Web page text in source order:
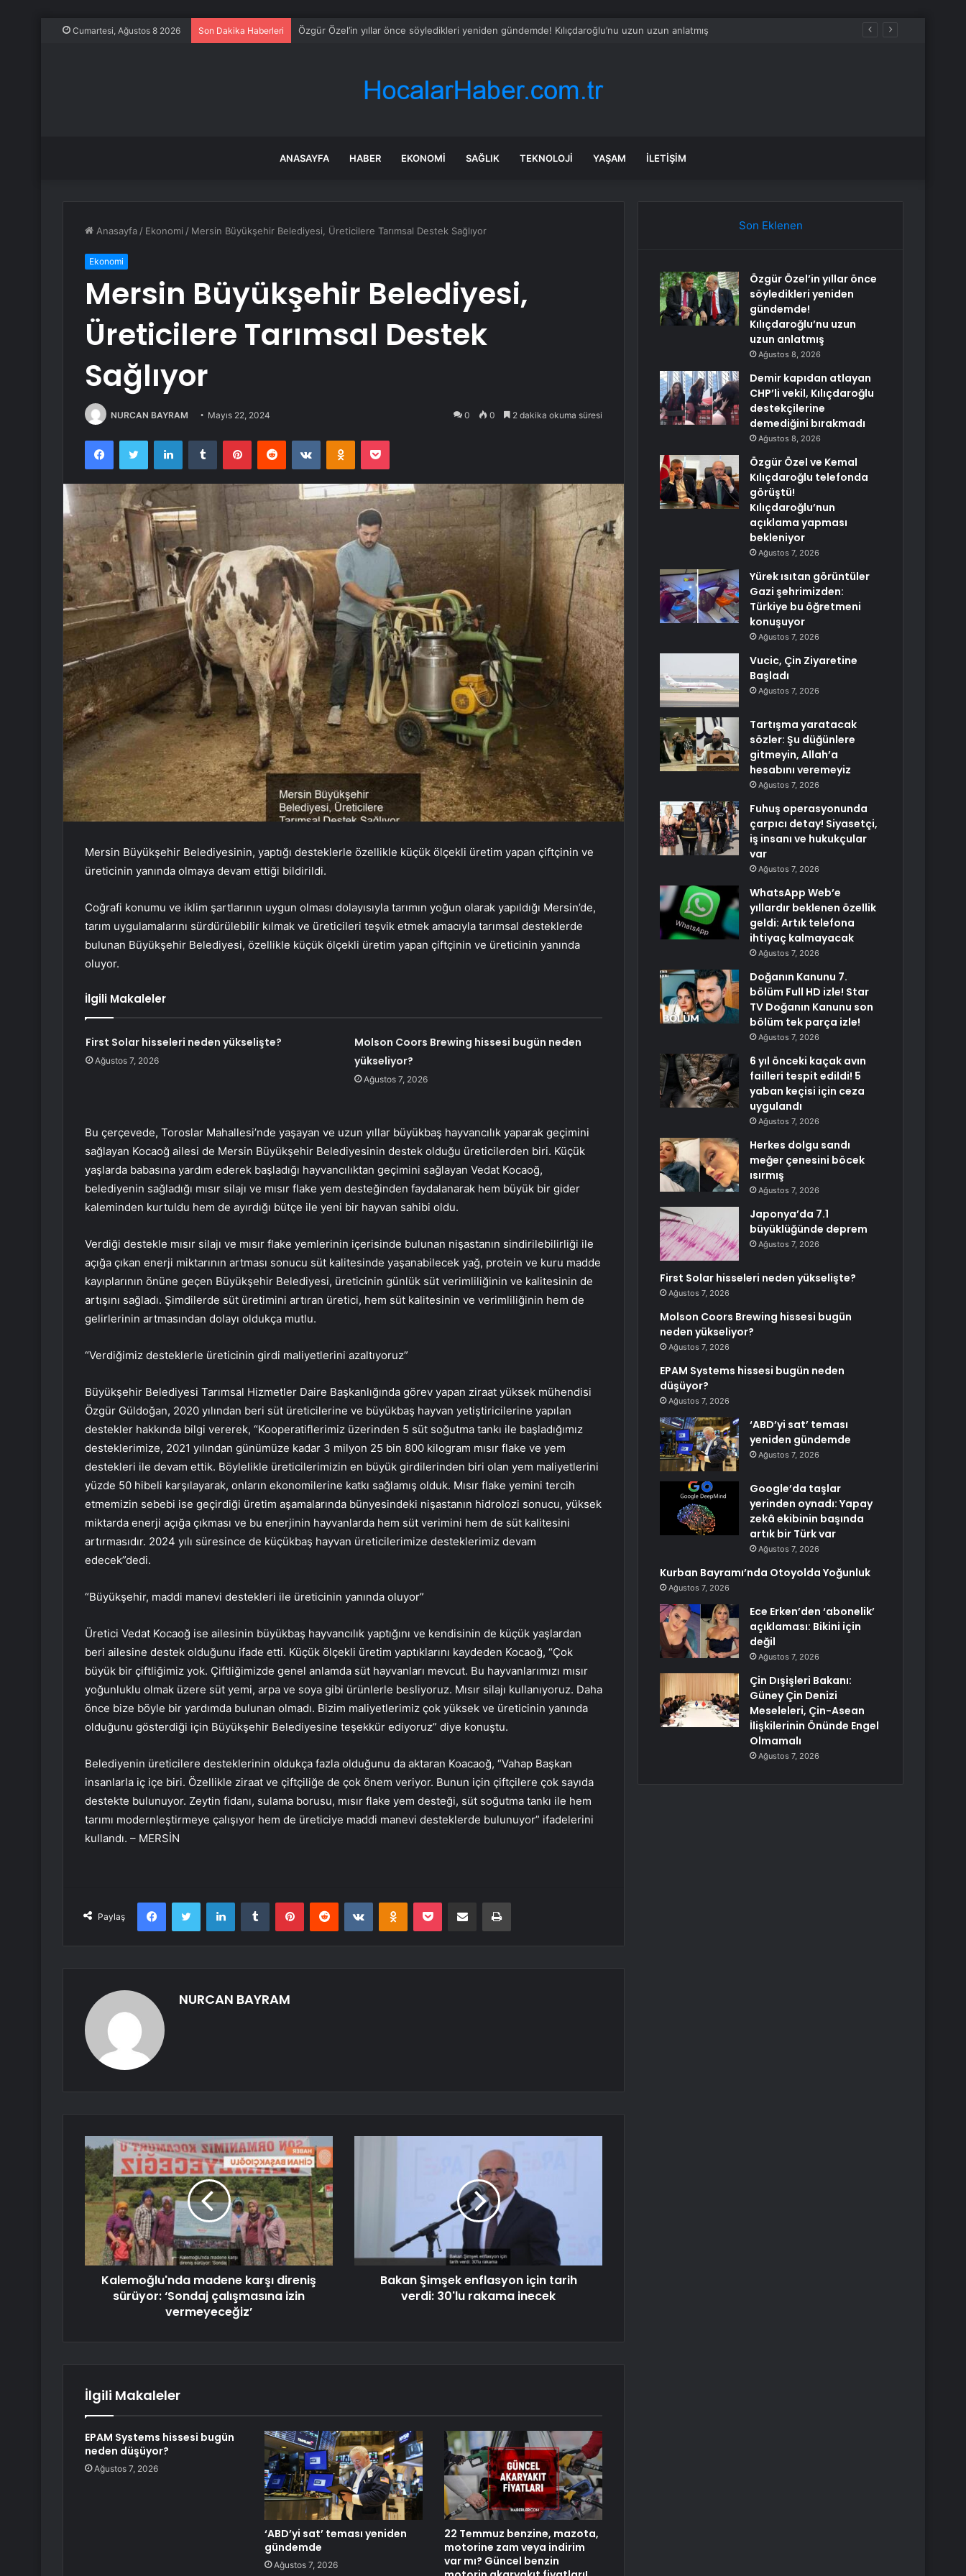
Cumartesi, Ağustos 8 2026 Son Dakika Haberleri Demir kapıdan atlayan CHP’li vekil, Kılıçdaroğlu destekçilerine demediğini bırakmadı
ANASAYFA HABER EKONOMI SAĞLIK TEKNOLOJI YAŞAM İLETIŞIM
Anasayfa / Ekonomi / Mersin Büyükşehir Belediyesi, Üreticilere Tarımsal Destek Sağlıyor
Ekonomi
Mersin Büyükşehir Belediyesi,
Üreticilere Tarımsal Destek
Sağlıyor
NURCAN BAYRAM Mayıs 22, 2024 0 0 2 dakika okuma süresi
FacebookTwitter LinkedInTumblr PinterestReddit VKontakteOdnoklassniki
Pocket
Mersin Büyükşehir Belediyesinin, yaptığı desteklerle özellikle küçük ölçekli üretim yapan çiftçinin ve
üreticinin yanında olmaya devam ettiği bildirildi.
Coğrafi konumu ve iklim şartlarının uygun olması dolayısıyla tarımın yoğun olarak yapıldığı Mersin’de,
tarım uygulamalarını sürdürülebilir kılmak ve üreticileri teşvik etmek amacıyla tarımsal desteklerde
bulunan Büyükşehir Belediyesi, özellikle küçük ölçekli üretim yapan çiftçinin ve üreticinin yanında
oluyor.
İlgili Makaleler
First Solar hisseleri neden yükselişte?
Ağustos 7, 2026
Molson Coors Brewing hissesi bugün neden
yükseliyor?
Ağustos 7, 2026
Bu çerçevede, Toroslar Mahallesi’nde yaşayan ve uzun yıllar büyükbaş hayvancılık yaparak geçimini
sağlayan Kocaoğ ailesi de Mersin Büyükşehir Belediyesinin destek olduğu üreticilerden biri. Küçük
yaşlarda babasına yardım ederek başladığı hayvancılıktan geçimini sağlayan Vedat Kocaoğ,
belediyenin sağladığı mısır silajı ve mısır flake yem desteğinden faydalanarak hem büyük bir gider
kaleminden kurtuldu hem de ayırdığı bütçe ile yeni bir hayvan sahibi oldu.
Verdiği destekle mısır silajı ve mısır flake yemlerinin içerisinde bulunan nişastanın sindirilebilirliği ile
açığa çıkan enerji miktarının artması sonucu süt kalitesinde yaşanabilecek yağ, protein ve kuru madde
kayıplarının önüne geçen Büyükşehir Belediyesi, üreticinin günlük süt verimliliğinin ve kalitesinin de
artışını sağladı. Şimdilerde süt üretimini artıran üretici, hem süt kalitesinin ve verimliliğinin hem de
gelirlerinin artmasından dolayı oldukça mutlu.
“Verdiğimiz desteklerle üreticinin girdi maliyetlerini azaltıyoruz”
Büyükşehir Belediyesi Tarımsal Hizmetler Daire Başkanlığında görev yapan ziraat yüksek mühendisi
Özgür Güldoğan, 2020 yılından beri süt üreticilerine ve büyükbaş hayvan yetiştiricilerine yapılan
destekler hakkında bilgi vererek, “Kooperatiflerimiz üzerinden 5 süt soğutma tankı ile başladığımız
desteklerimize, 2021 yılından günümüze kadar 3 milyon 25 bin 800 kilogram mısır flake ve yem
destekleri ile devam ettik. Böylelikle üreticilerimizin en büyük girdilerinden biri olan yem maliyetlerini
yüzde 50 hibeli karşılayarak, onların ekonomilerine katkı sağlamış olduk. Mısır flake yemini tercih
etmemizin sebebi ise geçirdiği üretim aşamalarında bünyesindeki nişastanın hidrolozi sonucu, yüksek
miktarda enerji açığa çıkması ve bu enerjinin hayvanlarda hem süt verimini hem de süt kalitesini
artırmasıdır. 2024 yılı süresince de küçükbaş hayvan üreticilerimize desteklerimiz devam
edecek”dedi.
“Büyükşehir, maddi manevi destekleri ile üreticinin yanında oluyor”
Üretici Vedat Kocaoğ ise ailesinin büyükbaş hayvancılık yaptığını ve kendisinin de küçük yaşlardan
beri ailesine destek olduğunu ifade etti. Küçük ölçekli üretim yaptıklarını kaydeden Kocaoğ, “Çok
büyük bir çiftliğimiz yok. Çiftliğimizde genel anlamda süt hayvanları mevcut. Bu hayvanlarımızı mısır
yoğunluklu olmak üzere süt yemi, arpa ve soya gibi ürünlerle besliyoruz. Mısır silajı kullanıyoruz. Daha
önce bize böyle bir yardımda bulunan olmadı. Bizim maliyetlerimiz çok yüksek ve üreticinin yanında
olduğunu gösterdiği için Büyükşehir Belediyesine teşekkür ediyoruz” diye konuştu.
Belediyenin üreticilere desteklerinin oldukça fazla olduğunu da aktaran Koacaoğ, “Vahap Başkan
insanlarla iç içe biri. Özellikle ziraat ve çiftçiliğe de çok önem veriyor. Bunun için çiftçilere çok sayıda
destekte bulunuyor. Zeytin fidanı, sulama borusu, mısır flake yem desteği, süt soğutma tankı ile hem
tarımı modernleştirmeye çalışıyor hem de üreticiye maddi manevi desteklerde bulunuyor” ifadelerini
kullandı. – MERSİN
Paylaş
FacebookTwitter LinkedInTumblr PinterestReddit VKontakteOdnoklassniki
Pocket E-Posta ile paylaş Yazdır
NURCAN BAYRAM
Kalemoğlu'nda madene karşı direniş
sürüyor: ‘Sondaj çalışmasına izin
vermeyeceğiz’
Bakan Şimşek enflasyon için tarih
verdi: 30'lu rakama inecek
İlgili Makaleler
EPAM Systems hissesi bugün
neden düşüyor?
Ağustos 7, 2026
‘ABD’yi sat’ teması yeniden
gündemde
Ağustos 7, 2026
22 Temmuz benzine, mazota,
motorine zam veya indirim
var mı? Güncel benzin
Son Eklenen
Özgür Özel’in yıllar önce
söyledikleri yeniden
gündemde!
Kılıçdaroğlu’nu uzun
uzun anlatmış
Ağustos 8, 2026
Demir kapıdan atlayan
CHP’li vekil, Kılıçdaroğlu
destekçilerine
demediğini bırakmadı
Ağustos 8, 2026
Özgür Özel ve Kemal
Kılıçdaroğlu telefonda
görüştü!
Kılıçdaroğlu’nun
açıklama yapması
bekleniyor
Ağustos 7, 2026
Yürek ısıtan görüntüler
Gazi şehrimizden:
Türkiye bu öğretmeni
konuşuyor
Ağustos 7, 2026
Vucic, Çin Ziyaretine
Başladı
Ağustos 7, 2026
Tartışma yaratacak
sözler: Şu düğünlere
gitmeyin, Allah’a
hesabını veremeyiz
Ağustos 7, 2026
Fuhuş operasyonunda
çarpıcı detay! Siyasetçi,
iş insanı ve hukukçular
var
Ağustos 7, 2026
WhatsApp Web’e
yıllardır beklenen özellik
geldi: Artık telefona
ihtiyaç kalmayacak
Ağustos 7, 2026
Doğanın Kanunu 7.
bölüm Full HD izle! Star
TV Doğanın Kanunu son
bölüm tek parça izle!
Ağustos 7, 2026
6 yıl önceki kaçak avın
failleri tespit edildi! 5
yaban keçisi için ceza
uygulandı
Ağustos 7, 2026
Herkes dolgu sandı
meğer çenesini böcek
ısırmış
Ağustos 7, 2026
Japonya’da 7.1
büyüklüğünde deprem
Ağustos 7, 2026
First Solar hisseleri neden yükselişte?
Ağustos 7, 2026
Molson Coors Brewing hissesi bugün
neden yükseliyor?
Ağustos 7, 2026
EPAM Systems hissesi bugün neden
düşüyor?
Ağustos 7, 2026
‘ABD’yi sat’ teması
yeniden gündemde
Ağustos 7, 2026
Google’da taşlar
yerinden oynadı: Yapay
zekâ ekibinin başında
artık bir Türk var
Ağustos 7, 2026
Kurban Bayramı’nda Otoyolda Yoğunluk
Ağustos 7, 2026
Ece Erken’den ‘abonelik’
açıklaması: Bikini için
değil
Ağustos 7, 2026
Çin Dışişleri Bakanı:
Güney Çin Denizi
Meseleleri, Çin-Asean
İlişkilerinin Önünde Engel
Olmamalı
Ağustos 7, 2026